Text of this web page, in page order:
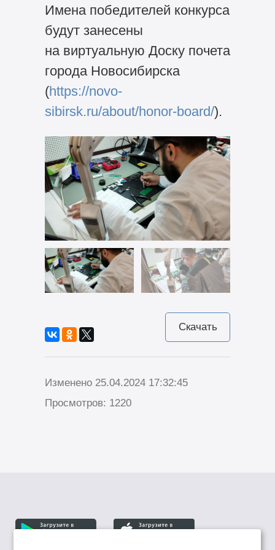
Имена победителей конкурса
будут занесены
на виртуальную Доску почета
города Новосибирска
(https://novo-
sibirsk.ru/about/honor-board/).
Скачать
Изменено 25.04.2024 17:32:45
Просмотров: 1220